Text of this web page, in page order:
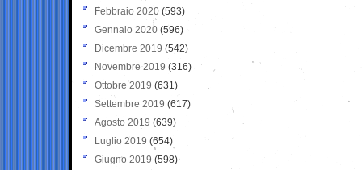
Febbraio 2020 (593)
Gennaio 2020 (596)
Dicembre 2019 (542)
Novembre 2019 (316)
Ottobre 2019 (631)
Settembre 2019 (617)
Agosto 2019 (639)
Luglio 2019 (654)
Giugno 2019 (598)